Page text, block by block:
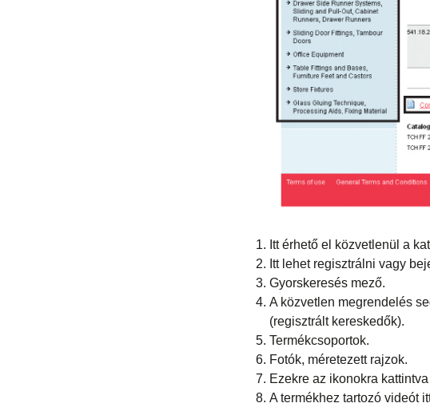
Itt érhető el közvetlenül a
Itt lehet regisztrálni vagy
Gyorskeresés mező.
A közvetlen megrendelés
(regisztrált kereskedők).
Termékcsoportok.
Fotók, méretezett rajzok.
Ezekre az ikonokra
A termékhez tartozó videót